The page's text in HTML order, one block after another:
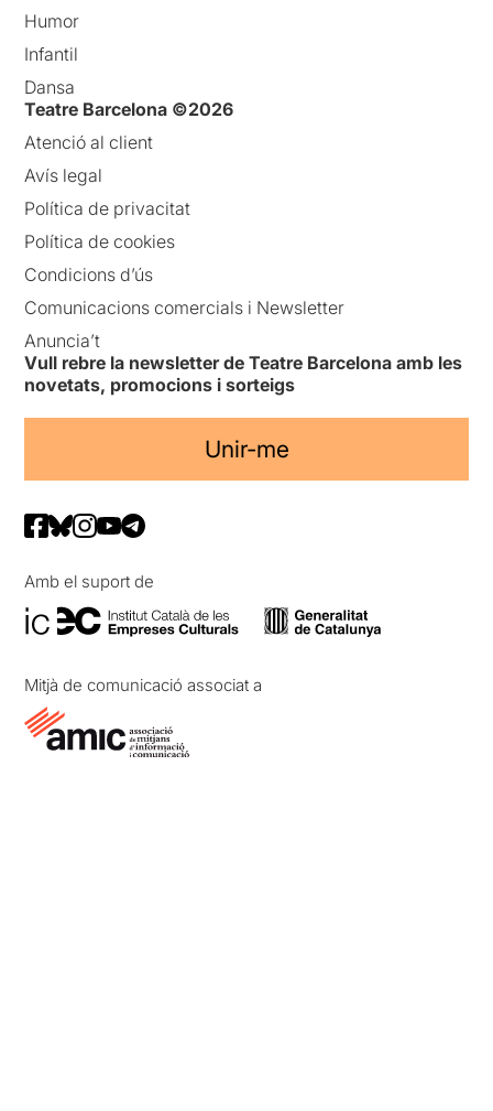
Humor
Infantil
Dansa
Teatre Barcelona ©2026
Atenció al client
Avís legal
Política de privacitat
Política de cookies
Condicions d’ús
Comunicacions comercials i Newsletter
Anuncia’t
Vull rebre la newsletter de Teatre Barcelona amb les
novetats, promocions i sorteigs
Unir-me
Amb el suport de
Mitjà de comunicació associat a